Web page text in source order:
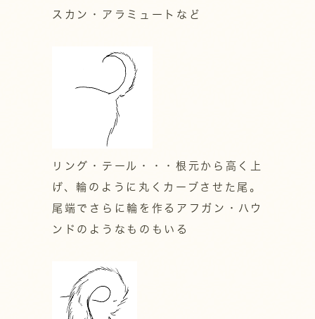
スカン・アラミュートなど
リング・テール・・・根元から高く上
げ、輪のように丸くカーブさせた尾。
尾端でさらに輪を作るアフガン・ハウ
ンドのようなものもいる